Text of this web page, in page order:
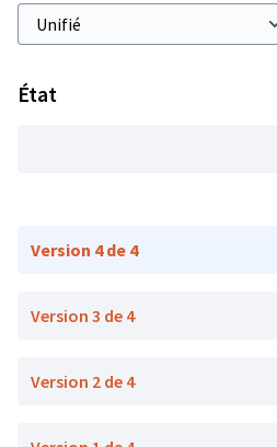
État
Version 4 de 4
Version 3 de 4
Version 2 de 4